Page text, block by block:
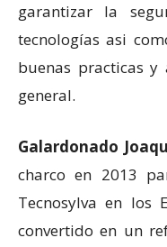
garantizar la
tecnologías asi
buenas practicas y
general.
Galardonado
charco en 2013
Tecnosylva en los
convertido en un